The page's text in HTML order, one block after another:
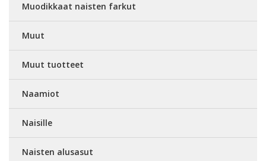
Muodikkaat naisten farkut
Muut
Muut tuotteet
Naamiot
Naisille
Naisten alusasut